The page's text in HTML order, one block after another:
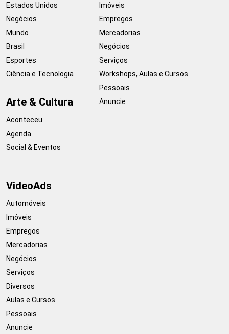
Estados Unidos
Negócios
Mundo
Brasil
Esportes
Ciência e Tecnologia
Arte & Cultura
Aconteceu
Agenda
Social & Eventos
Imóveis
Empregos
Mercadorias
Negócios
Serviços
Workshops, Aulas e Cursos
Pessoais
Anuncie
VideoAds
Automóveis
Imóveis
Empregos
Mercadorias
Negócios
Serviços
Diversos
Aulas e Cursos
Pessoais
Anuncie